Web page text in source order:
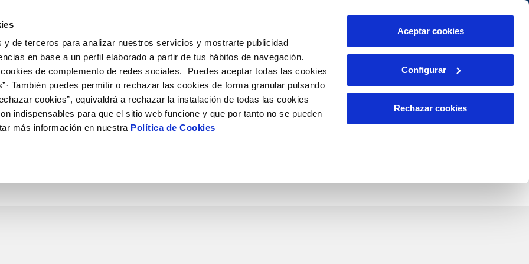
y de terceros para analizar nuestros servicios y mostrarte publicidad
en base a un perfil elaborado a partir de tus hábitos de navegación.
de complemento de redes sociales. Puedes aceptar todas las cookies
También puedes permitir o rechazar las cookies de forma granular pulsando
cookies”, equivaldrá a rechazar la instalación de todas las cookies
indispensables para que el sitio web funcione y que por tanto no se pueden
más información en nuestra Política de Cookies
Aceptar cookies
Configurar
Rechazar cookies
de titular
de suministro
MODIFICACIÓN DE DATOS
Actualizar datos bancarios
Actualizar datos de domicilio
INCIDENCIAS
Comunica anomalías o posibles
Tu Servicio
AL CLIENTE
contacto
interés
y afectaciones
COMPROMISO DE SERVICIO
Customer Counsel (Defensa del cliente)
Normativa del servicio
Tu Agua
del agua
CUIDADOS DEL AGUA
Consejos de ahorro
Depósitos comunitarios
Conócenos
DE GESTIÓN Y CERTIFICADOS
CONTRATACIÓN
Condiciones Generales de Contratación
Contrataciones
Nuestros compromisos Área de clientes